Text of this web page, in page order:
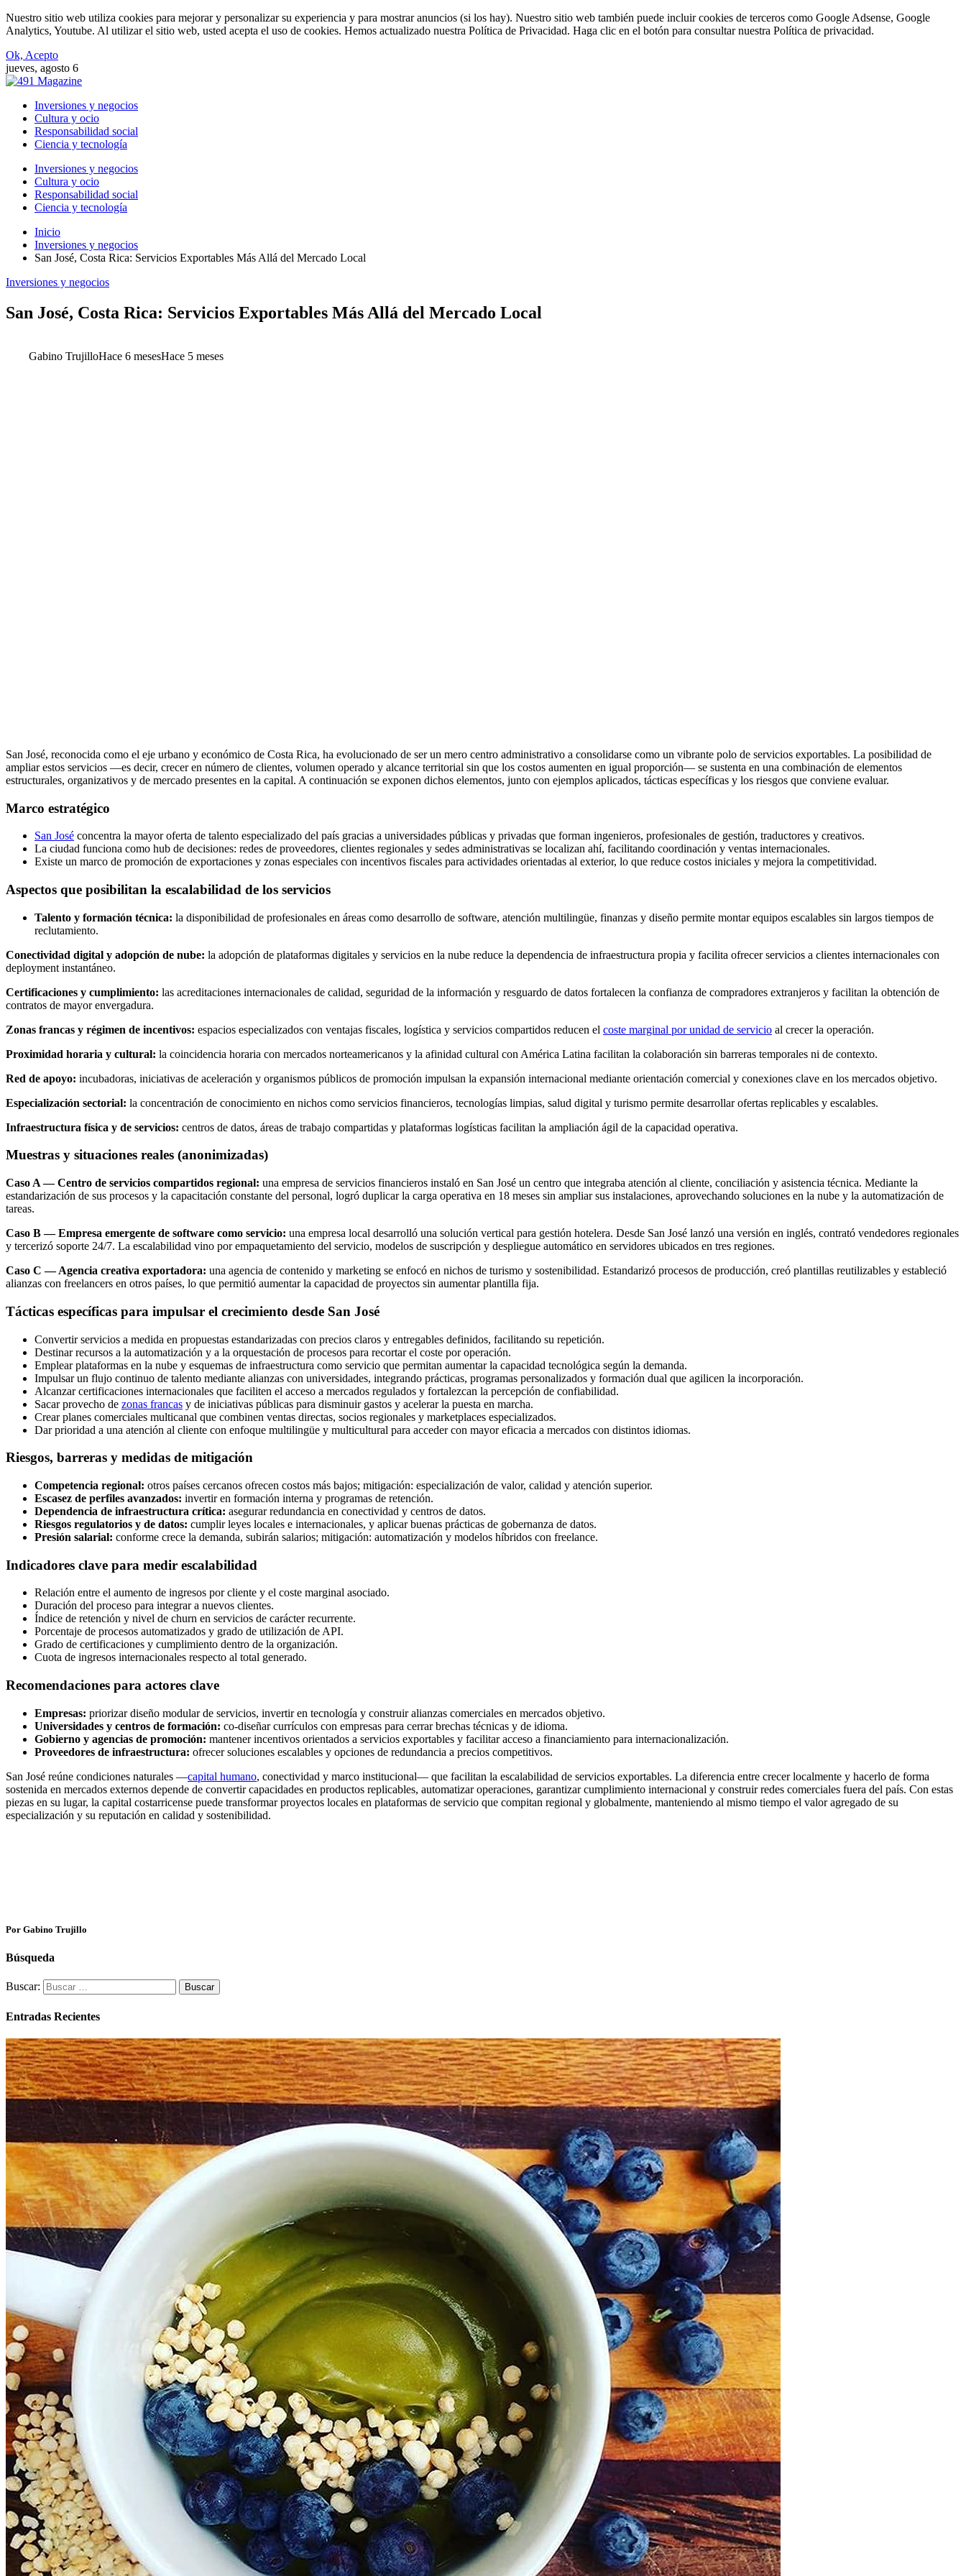
Nuestro sitio web utiliza cookies para mejorar y personalizar su experiencia y para mostrar anuncios (si los hay). Nuestro sitio web también puede incluir cookies de terceros como Google Adsense, Google
Analytics, Youtube. Al utilizar el sitio web, usted acepta el uso de cookies. Hemos actualizado nuestra Política de Privacidad. Haga clic en el botón para consultar nuestra Política de privacidad.
Ok, Acepto
jueves, agosto 6
Inversiones y negocios
Cultura y ocio
Responsabilidad social
Ciencia y tecnología
Inversiones y negocios
Cultura y ocio
Responsabilidad social
Ciencia y tecnología
Inicio
Inversiones y negocios
San José, Costa Rica: Servicios Exportables Más Allá del Mercado Local
Inversiones y negocios
San José, Costa Rica: Servicios Exportables Más Allá del Mercado Local
Gabino TrujilloHace 6 mesesHace 5 meses
San José, reconocida como el eje urbano y económico de Costa Rica, ha evolucionado de ser un mero centro administrativo a consolidarse como un vibrante polo de servicios exportables. La posibilidad de
ampliar estos servicios —es decir, crecer en número de clientes, volumen operado y alcance territorial sin que los costos aumenten en igual proporción— se sustenta en una combinación de elementos
estructurales, organizativos y de mercado presentes en la capital. A continuación se exponen dichos elementos, junto con ejemplos aplicados, tácticas específicas y los riesgos que conviene evaluar.
Marco estratégico
San José concentra la mayor oferta de talento especializado del país gracias a universidades públicas y privadas que forman ingenieros, profesionales de gestión, traductores y creativos.
La ciudad funciona como hub de decisiones: redes de proveedores, clientes regionales y sedes administrativas se localizan ahí, facilitando coordinación y ventas internacionales.
Existe un marco de promoción de exportaciones y zonas especiales con incentivos fiscales para actividades orientadas al exterior, lo que reduce costos iniciales y mejora la competitividad.
Aspectos que posibilitan la escalabilidad de los servicios
Talento y formación técnica: la disponibilidad de profesionales en áreas como desarrollo de software, atención multilingüe, finanzas y diseño permite montar equipos escalables sin largos tiempos de
reclutamiento.
Conectividad digital y adopción de nube: la adopción de plataformas digitales y servicios en la nube reduce la dependencia de infraestructura propia y facilita ofrecer servicios a clientes internacionales con
deployment instantáneo.
Certificaciones y cumplimiento: las acreditaciones internacionales de calidad, seguridad de la información y resguardo de datos fortalecen la confianza de compradores extranjeros y facilitan la obtención de
contratos de mayor envergadura.
Zonas francas y régimen de incentivos: espacios especializados con ventajas fiscales, logística y servicios compartidos reducen el coste marginal por unidad de servicio al crecer la operación.
Proximidad horaria y cultural: la coincidencia horaria con mercados norteamericanos y la afinidad cultural con América Latina facilitan la colaboración sin barreras temporales ni de contexto.
Red de apoyo: incubadoras, iniciativas de aceleración y organismos públicos de promoción impulsan la expansión internacional mediante orientación comercial y conexiones clave en los mercados objetivo.
Especialización sectorial: la concentración de conocimiento en nichos como servicios financieros, tecnologías limpias, salud digital y turismo permite desarrollar ofertas replicables y escalables.
Infraestructura física y de servicios: centros de datos, áreas de trabajo compartidas y plataformas logísticas facilitan la ampliación ágil de la capacidad operativa.
Muestras y situaciones reales (anonimizadas)
Caso A — Centro de servicios compartidos regional: una empresa de servicios financieros instaló en San José un centro que integraba atención al cliente, conciliación y asistencia técnica. Mediante la
estandarización de sus procesos y la capacitación constante del personal, logró duplicar la carga operativa en 18 meses sin ampliar sus instalaciones, aprovechando soluciones en la nube y la automatización de
tareas.
Caso B — Empresa emergente de software como servicio: una empresa local desarrolló una solución vertical para gestión hotelera. Desde San José lanzó una versión en inglés, contrató vendedores regionales
y tercerizó soporte 24/7. La escalabilidad vino por empaquetamiento del servicio, modelos de suscripción y despliegue automático en servidores ubicados en tres regiones.
Caso C — Agencia creativa exportadora: una agencia de contenido y marketing se enfocó en nichos de turismo y sostenibilidad. Estandarizó procesos de producción, creó plantillas reutilizables y estableció
alianzas con freelancers en otros países, lo que permitió aumentar la capacidad de proyectos sin aumentar plantilla fija.
Tácticas específicas para impulsar el crecimiento desde San José
Convertir servicios a medida en propuestas estandarizadas con precios claros y entregables definidos, facilitando su repetición.
Destinar recursos a la automatización y a la orquestación de procesos para recortar el coste por operación.
Emplear plataformas en la nube y esquemas de infraestructura como servicio que permitan aumentar la capacidad tecnológica según la demanda.
Impulsar un flujo continuo de talento mediante alianzas con universidades, integrando prácticas, programas personalizados y formación dual que agilicen la incorporación.
Alcanzar certificaciones internacionales que faciliten el acceso a mercados regulados y fortalezcan la percepción de confiabilidad.
Sacar provecho de zonas francas y de iniciativas públicas para disminuir gastos y acelerar la puesta en marcha.
Crear planes comerciales multicanal que combinen ventas directas, socios regionales y marketplaces especializados.
Dar prioridad a una atención al cliente con enfoque multilingüe y multicultural para acceder con mayor eficacia a mercados con distintos idiomas.
Riesgos, barreras y medidas de mitigación
Competencia regional: otros países cercanos ofrecen costos más bajos; mitigación: especialización de valor, calidad y atención superior.
Escasez de perfiles avanzados: invertir en formación interna y programas de retención.
Dependencia de infraestructura crítica: asegurar redundancia en conectividad y centros de datos.
Riesgos regulatorios y de datos: cumplir leyes locales e internacionales, y aplicar buenas prácticas de gobernanza de datos.
Presión salarial: conforme crece la demanda, subirán salarios; mitigación: automatización y modelos híbridos con freelance.
Indicadores clave para medir escalabilidad
Relación entre el aumento de ingresos por cliente y el coste marginal asociado.
Duración del proceso para integrar a nuevos clientes.
Índice de retención y nivel de churn en servicios de carácter recurrente.
Porcentaje de procesos automatizados y grado de utilización de API.
Grado de certificaciones y cumplimiento dentro de la organización.
Cuota de ingresos internacionales respecto al total generado.
Recomendaciones para actores clave
Empresas: priorizar diseño modular de servicios, invertir en tecnología y construir alianzas comerciales en mercados objetivo.
Universidades y centros de formación: co‑diseñar currículos con empresas para cerrar brechas técnicas y de idioma.
Gobierno y agencias de promoción: mantener incentivos orientados a servicios exportables y facilitar acceso a financiamiento para internacionalización.
Proveedores de infraestructura: ofrecer soluciones escalables y opciones de redundancia a precios competitivos.
San José reúne condiciones naturales —capital humano, conectividad y marco institucional— que facilitan la escalabilidad de servicios exportables. La diferencia entre crecer localmente y hacerlo de forma
sostenida en mercados externos depende de convertir capacidades en productos replicables, automatizar operaciones, garantizar cumplimiento internacional y construir redes comerciales fuera del país. Con estas
piezas en su lugar, la capital costarricense puede transformar proyectos locales en plataformas de servicio que compitan regional y globalmente, manteniendo al mismo tiempo el valor agregado de su
especialización y su reputación en calidad y sostenibilidad.
Por Gabino Trujillo
Búsqueda
Buscar:
Entradas Recientes